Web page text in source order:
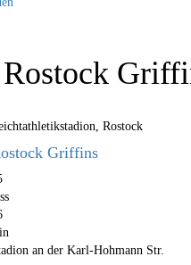
Rostock
Rostock
Griffins
an der Karl-Hohmann Str.